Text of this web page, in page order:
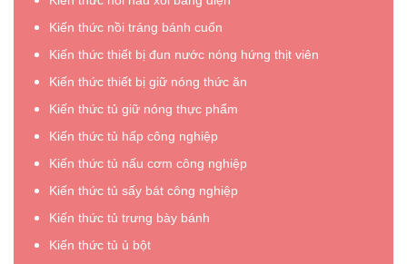
Kiến thức nồi tráng bánh cuốn
Kiến thức thiết bị đun nước nóng hứng thịt viên
Kiến thức thiết bị giữ nóng thức ăn
Kiến thức tủ giữ nóng thực phẩm
Kiến thức tủ hấp công nghiệp
Kiến thức tủ nấu cơm công nghiệp
Kiến thức tủ sấy bát công nghiệp
Kiến thức tủ trưng bày bánh
Kiến thức tủ ủ bột